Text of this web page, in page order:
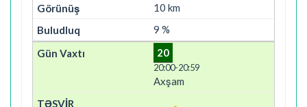
10 km
9 %
20
20:00-20:59
Axşam